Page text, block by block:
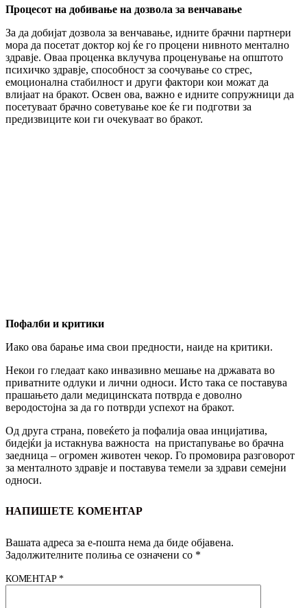
Процесот на добивање на дозвола за венчавање
За да добијат дозвола за венчавање, идните брачни партнери
мора да посетат доктор кој ќе го процени нивното ментално
здравје. Оваа проценка вклучува проценување на општото
психичко здравје, способност за соочување со стрес,
емоционална стабилност и други фактори кои можат да
влијаат на бракот. Освен ова, важно е идните сопружници да
посетуваат брачно советување кое ќе ги подготви за
предизвиците кои ги очекуваат во бракот.
Пофалби и критики
Иако ова барање има свои предности, наиде на критики.
Некои го гледаат како инвазивно мешање на државата во
приватните одлуки и лични односи. Исто така се поставува
прашањето дали медицинската потврда е доволно
веродостојна за да го потврди успехот на бракот.
Од друга страна, повеќето ја пофалија оваа инцијатива,
бидејќи ја истакнува важноста на пристапување во брачна
заедница – огромен животен чекор. Го промовира разговорот
за менталното здравје и поставува темели за здрави семејни
односи.
НАПИШЕТЕ КОМЕНТАР
Вашата адреса за е-пошта нема да биде објавена.
Задолжителните полиња се означени со *
КОМЕНТАР*